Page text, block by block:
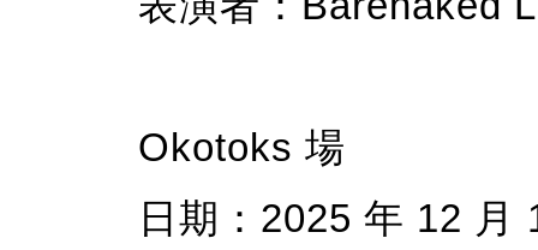
Okotoks 場
日期：2025 年 12 月